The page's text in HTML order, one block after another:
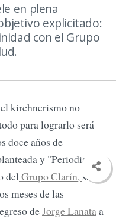
en plena
explicitado:
con el Grupo
kirchnerismo no
para lograrlo será
doce años de
y "Periodismo
delGrupo Clarín, será
meses de las
deJorge Lanataa